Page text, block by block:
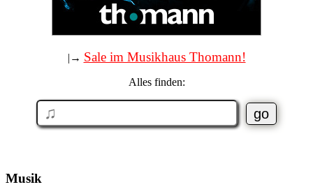
|→ Sale im Musikhaus Thomann!
Alles finden:
Musik